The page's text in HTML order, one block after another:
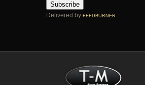
Subscribe
Delivered by FEEDBURNER